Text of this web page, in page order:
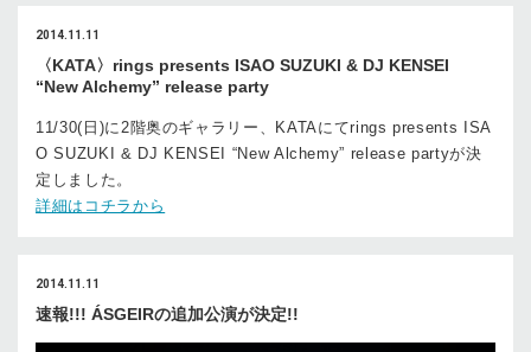
2014.11.11
〈KATA〉rings presents ISAO SUZUKI & DJ KENSEI
“New Alchemy” release party
11/30(日)に2階奥のギャラリー、KATAにてrings presents ISA
O SUZUKI & DJ KENSEI “New Alchemy” release partyが決
定しました。
詳細はコチラから
2014.11.11
速報!!! ÁSGEIRの追加公演が決定!!